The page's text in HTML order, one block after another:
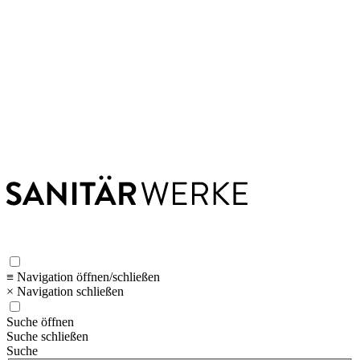
≡ Navigation öffnen/schließen
× Navigation schließen
Suche öffnen
Suche schließen
Suche